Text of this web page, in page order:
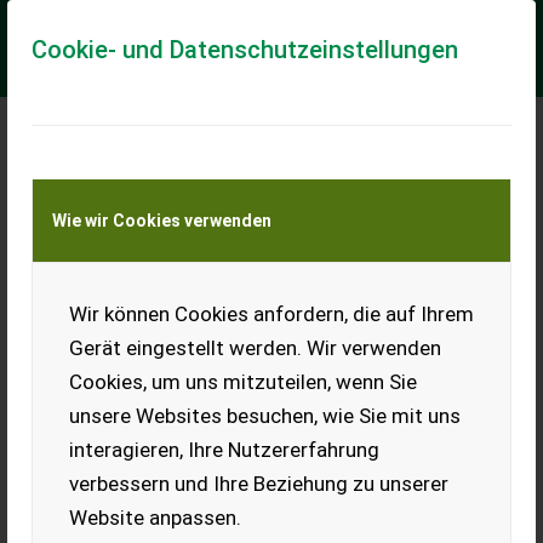
Cookie- und Datenschutzeinstellungen
Wie wir Cookies verwenden
Wir können Cookies anfordern, die auf Ihrem
Gerät eingestellt werden. Wir verwenden
Cookies, um uns mitzuteilen, wenn Sie
unsere Websites besuchen, wie Sie mit uns
interagieren, Ihre Nutzererfahrung
verbessern und Ihre Beziehung zu unserer
Website anpassen.
Meine Transportkostenanfrage
Transport von Land- und Baumaschinen –
KEINE Tiertransporte
Mercedes Unimog Typ 2010
== Mer informasjon (NO) == mascus_category: trucks merke:
Unimog Please provide reference number upon request: 6664
See en.landbrukssalg.no/6664 f...
EUR 23.500